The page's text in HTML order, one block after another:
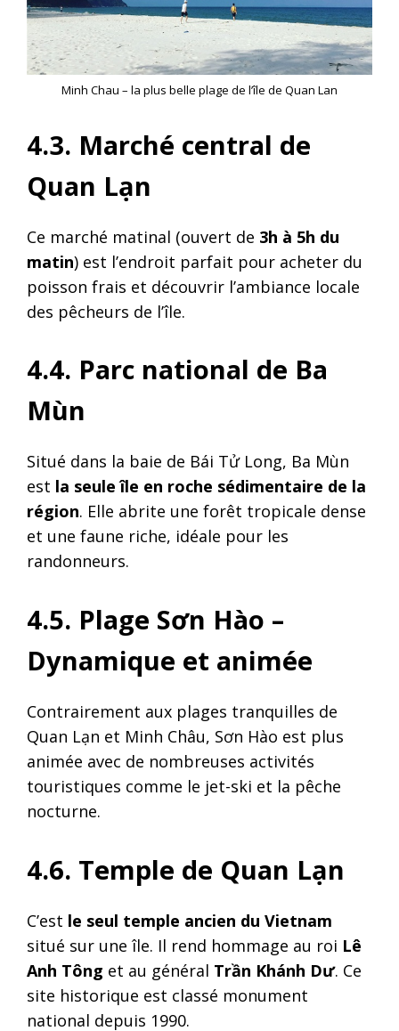
Minh Chau – la plus belle plage de l’île de Quan Lan
4.3. Marché central de
Quan Lạn
Ce marché matinal (ouvert de 3h à 5h du
matin) est l’endroit parfait pour acheter du
poisson frais et découvrir l’ambiance locale
des pêcheurs de l’île.
4.4. Parc national de Ba
Mùn
Situé dans la baie de Bái Tử Long, Ba Mùn
est la seule île en roche sédimentaire de la
région. Elle abrite une forêt tropicale dense
et une faune riche, idéale pour les
randonneurs.
4.5. Plage Sơn Hào –
Dynamique et animée
Contrairement aux plages tranquilles de
Quan Lạn et Minh Châu, Sơn Hào est plus
animée avec de nombreuses activités
touristiques comme le jet-ski et la pêche
nocturne.
4.6. Temple de Quan Lạn
C’est le seul temple ancien du Vietnam
situé sur une île. Il rend hommage au roi Lê
Anh Tông et au général Trần Khánh Dư. Ce
site historique est classé monument
national depuis 1990.